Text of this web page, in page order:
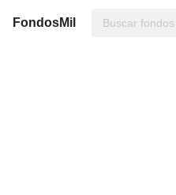
FondosMil